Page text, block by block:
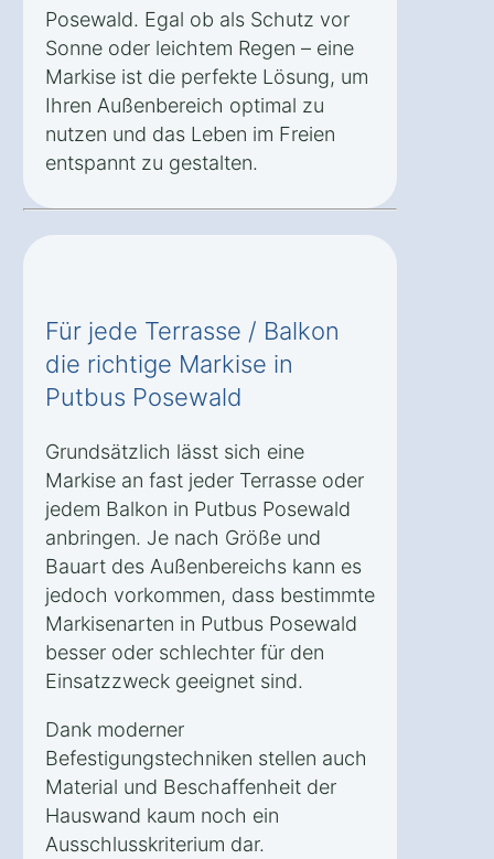
Posewald. Egal ob als Schutz vor
Sonne oder leichtem Regen – eine
Markise ist die perfekte Lösung, um
Ihren Außenbereich optimal zu
nutzen und das Leben im Freien
entspannt zu gestalten.
Für jede Terrasse / Balkon
die richtige Markise in
Putbus Posewald
Grundsätzlich lässt sich eine
Markise an fast jeder Terrasse oder
jedem Balkon in Putbus Posewald
anbringen. Je nach Größe und
Bauart des Außenbereichs kann es
jedoch vorkommen, dass bestimmte
Markisenarten in Putbus Posewald
besser oder schlechter für den
Einsatzzweck geeignet sind.
Dank moderner
Befestigungstechniken stellen auch
Material und Beschaffenheit der
Hauswand kaum noch ein
Ausschlusskriterium dar.